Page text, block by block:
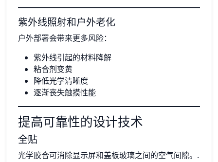
紫外线照射和户外老化
户外部署会带来更多风险：
紫外线引起的材料降解
粘合剂变黄
降低光学清晰度
逐渐丧失触摸性能
提高可靠性的设计技术
全贴
光学胶合可消除显示屏和盖板玻璃之间的空气间隙。.